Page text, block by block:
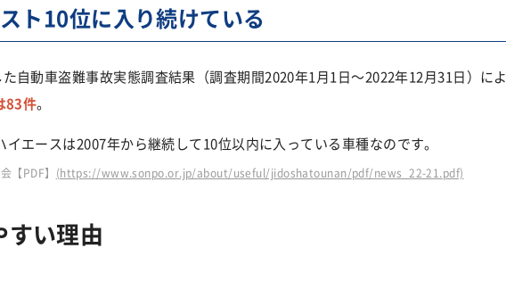
ト10位に入り続けている
自動車盗難事故実態調査結果（調査期間2020年1月1日～2022年12月31日）によ
83件。
エースは2007年から継続して10位以内に入っている車種なのです。
【PDF】 (https://www.sonpo.or.jp/about/useful/jidoshatounan/pdf/news_22-21.pdf)
すい理由